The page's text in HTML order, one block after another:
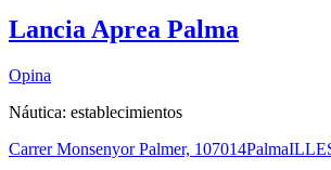
Lancia Aprea Palma
Opina
Náutica: establecimientos
Carrer Monsenyor Palmer, 107014Palma